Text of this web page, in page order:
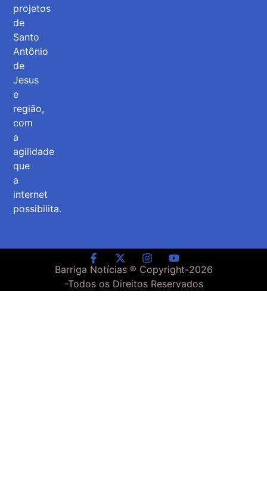
projetos
de
Santo
Antônio
de
Jesus
e
região,
com
a
agilidade
que
a
internet
possibilita.
Barriga Notícias ® Copyright-2026
-Todos os Direitos Reservados